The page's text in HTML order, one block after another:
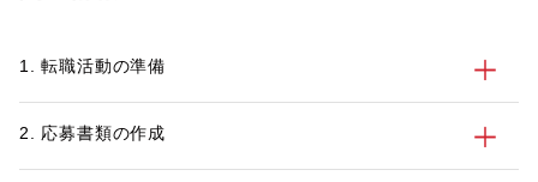
1. 転職活動の準備
2. 応募書類の作成